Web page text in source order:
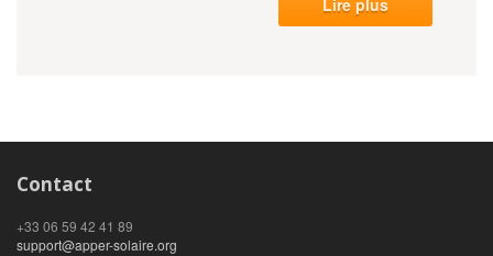
Lire plus
Contact
+33 06 59 42 41 89
support@apper-solaire.org